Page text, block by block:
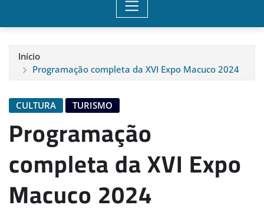
Início
Programação completa da XVI Expo Macuco 2024
CULTURA TURISMO
Programação
completa da XVI Expo
Macuco 2024